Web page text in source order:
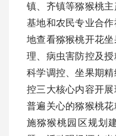
镇、齐镇等猕猴桃
基地和农民专业合
地查看猕猴桃开花
理、病虫害防控及
科学调控、坐果期
控三大核心内容开
普遍关心的猕猴桃
施猕猴桃园区规划